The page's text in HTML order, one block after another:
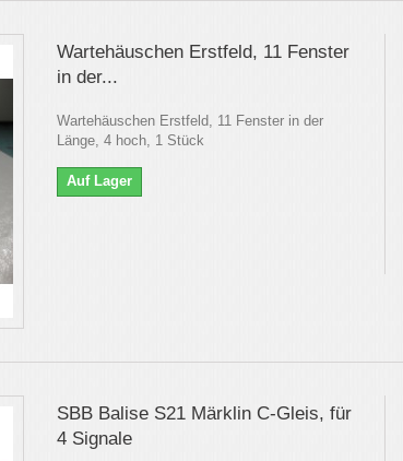
Wartehäuschen Erstfeld, 11 Fenster
in der...
Wartehäuschen Erstfeld, 11 Fenster in der
Länge, 4 hoch, 1 Stück
Auf Lager
SBB Balise S21 Märklin C-Gleis, für
4 Signale